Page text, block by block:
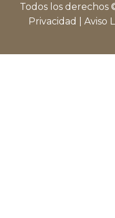
Todos los derechos
Privacidad
Aviso